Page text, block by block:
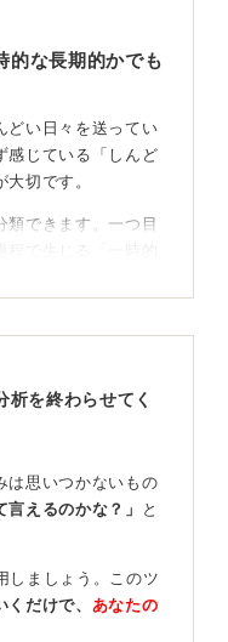
的な長期的かでも
どい日々を送ってい
感じている「しんど
切です。
類できます。一つ目
で生じる「一時的
な労働環境といっ
が必要です。有害な
討しましょう。
改善を繰り返そう
食事・運動といっ
析を終わらせてく
は思いつかないもの
言えるのかな？」
と
しましょう。このツ
だけで、 あなたの